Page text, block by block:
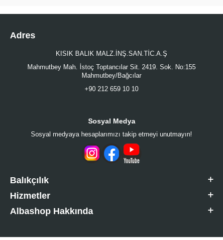
Adres
KISIK BALIK MALZ.İNŞ.SAN.TİC.A.Ş
Mahmutbey Mah. İstoç Toptancılar Sit. 2419. Sok. No:155
Mahmutbey/Bağcılar
+90 212 659 10 10
Sosyal Medya
Sosyal medyaya hesaplarımızı takip etmeyi unutmayın!
Balıkçılık
Hizmetler
Albashop Hakkında